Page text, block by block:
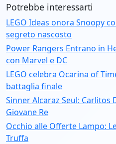
Potrebbe interessarti
LEGO Ideas onora Snoopy
segreto nascosto
Power Rangers Entrano in
con Marvel e DC
LEGO celebra Ocarina of
battaglia finale
Sinner Alcaraz Seul: Carlitos
Giovane Re
Occhio alle Offerte Lampo:
Truffa